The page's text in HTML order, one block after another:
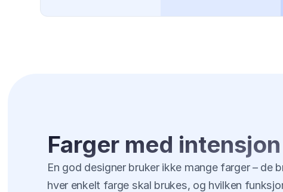
Farger med intensjon
En god designer bruker ikke mange farger –
hver enkelt farge skal brukes, og hvilken